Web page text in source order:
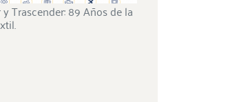
Trascender: 89 Años de la